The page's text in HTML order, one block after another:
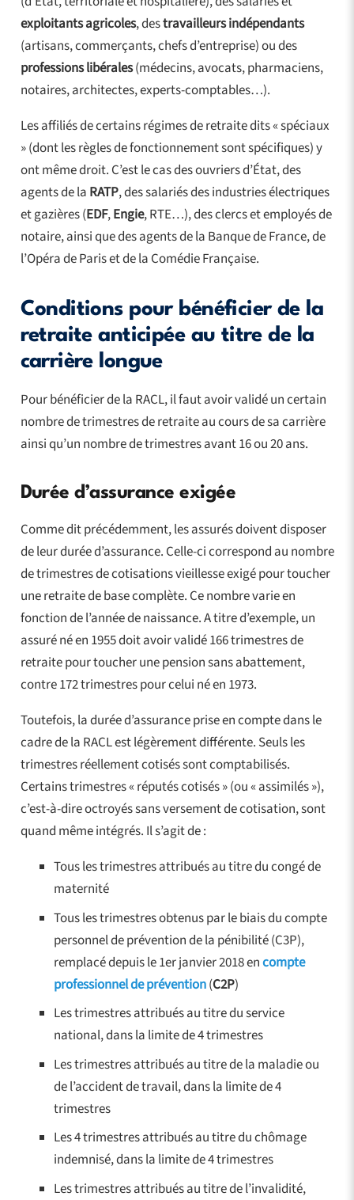
exploitants agricoles, destravailleurs indépendants
(artisans, commerçants, chefs d’entreprise) ou des
professions libérales(médecins, avocats, pharmaciens,
notaires, architectes, experts-comptables…).
Les affiliés de certains régimes de retraite dits « spéciaux
» (dont les règles de fonctionnement sont spécifiques) y
ont même droit. C’est le cas des ouvriers d’État, des
agents de la RATP, des salariés des industries électriques
et gazières (EDF,Engie, RTE…), des clercs et employés de
notaire, ainsi que des agents de la Banque de France, de
l’Opéra de Paris et de la Comédie Française.
Conditions pour bénéficier de la
retraite anticipée au titre de la
carrière longue
Pour bénéficier de la RACL, il faut avoir validé un certain
nombre de trimestres de retraite au cours de sa carrière
ainsi qu’un nombre de trimestres avant 16 ou 20 ans.
Durée d’assurance exigée
Comme dit précédemment, les assurés doivent disposer
de leur durée d’assurance. Celle-ci correspond au nombre
de trimestres de cotisations vieillesse exigé pour toucher
une retraite de base complète. Ce nombre varie en
fonction de l’année de naissance. A titre d’exemple, un
assuré né en 1955 doit avoir validé 166 trimestres de
retraite pour toucher une pension sans abattement,
contre 172 trimestres pour celui né en 1973.
Toutefois, la durée d’assurance prise en compte dans le
cadre de la RACL est légèrement différente. Seuls les
trimestres réellement cotisés sont comptabilisés.
Certains trimestres « réputés cotisés » (ou « assimilés »),
c’est-à-dire octroyés sans versement de cotisation, sont
quand même intégrés. Il s’agit de :
Tous les trimestres attribués au titre du congé de
maternité
Tous les trimestres obtenus par le biais du compte
personnel de prévention de la pénibilité (C3P),
remplacé depuis le 1er janvier 2018 encompte
professionnel de prévention(C2P)
Les trimestres attribués au titre du service
national, dans la limite de 4 trimestres
Les trimestres attribués au titre de la maladie ou
de l’accident de travail, dans la limite de 4
trimestres
Les 4 trimestres attribués au titre du chômage
indemnisé, dans la limite de 4 trimestres
Les trimestres attribués au titre de l’invalidité,